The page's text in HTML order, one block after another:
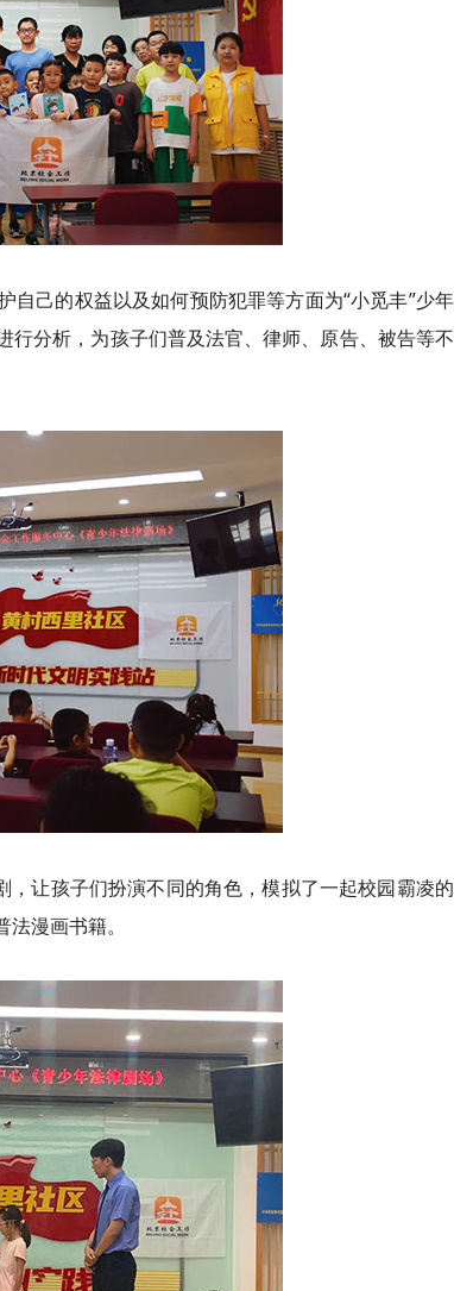
己的权益以及如何预防犯罪等方面为“小觅丰”少
分析，为孩子们普及法官、律师、原告、被告等
让孩子们扮演不同的角色，模拟了一起校园霸凌
漫画书籍。